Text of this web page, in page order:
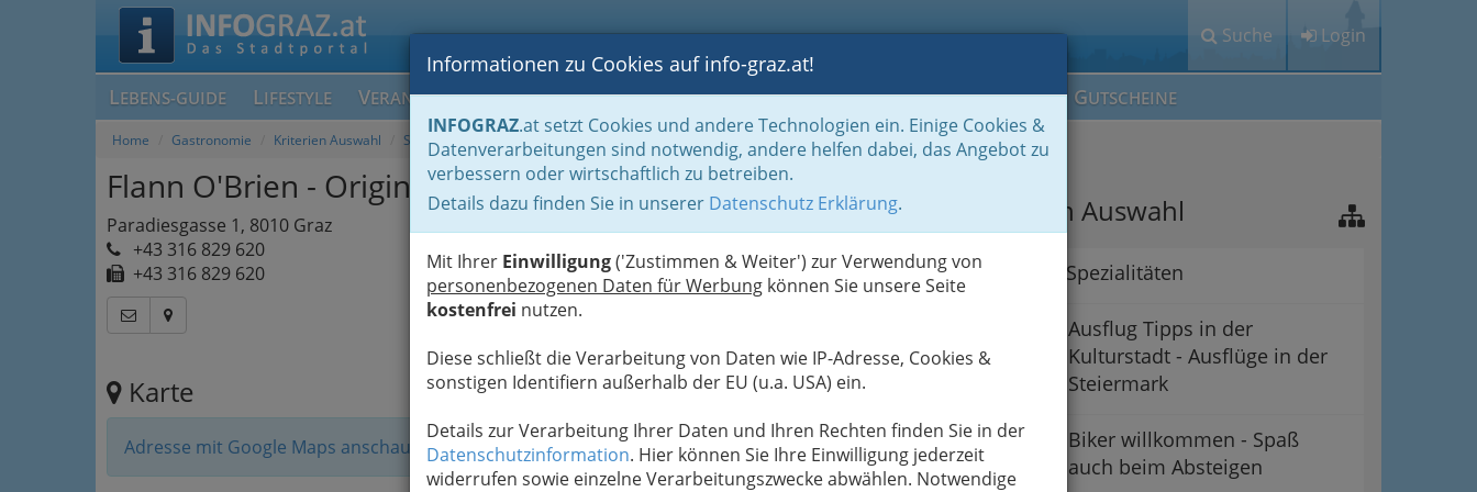
Suche Login
LEBENS-GUIDE LIFESTYLE VERANSTALTUNGEN BLOGS FOTOS GASTRONOMIE BRANCHEN MEIN IG GUTSCHEINE
Informationen zu Cookies auf info-graz.at!
INFOGRAZ.at setzt Cookies und andere Technologien ein. Einige Cookies &
Datenverarbeitungen sind notwendig, andere helfen dabei, das Angebot zu
verbessern oder wirtschaftlich zu betreiben.
Details dazu finden Sie in unserer Datenschutz Erklärung.
Mit Ihrer Einwilligung('Zustimmen & Weiter') zur Verwendung von
personenbezogenen Daten für Werbung können Sie unsere Seite
kostenfrei nutzen.
Diese schließt die Verarbeitung von Daten wie IP-Adresse, Cookies &
sonstigen Identifiern außerhalb der EU (u.a. USA) ein.
Details zur Verarbeitung Ihrer Daten und Ihren Rechten finden Sie in der
Datenschutzinformation. Hier können Sie Ihre Einwilligung jederzeit
widerrufen sowie einzelne Verarbeitungszwecke abwählen. Notwendige
Home Gastronomie Kriterien Auswahl Schanigärten Gastgärten Biergärten
Flann O'Brien - Original Irish Pub
Paradiesgasse 1, 8010 Graz
+43 316 829 620
+43 316 829 620
Karte
Adresse mit Google Maps anschauen
Kriterien Auswahl
Aktuelle Spezialitäten
Ausflug Tipps in der
Kulturstadt - Ausflüge in der
Steiermark
Biker willkommen - Spaß
auch beim Absteigen